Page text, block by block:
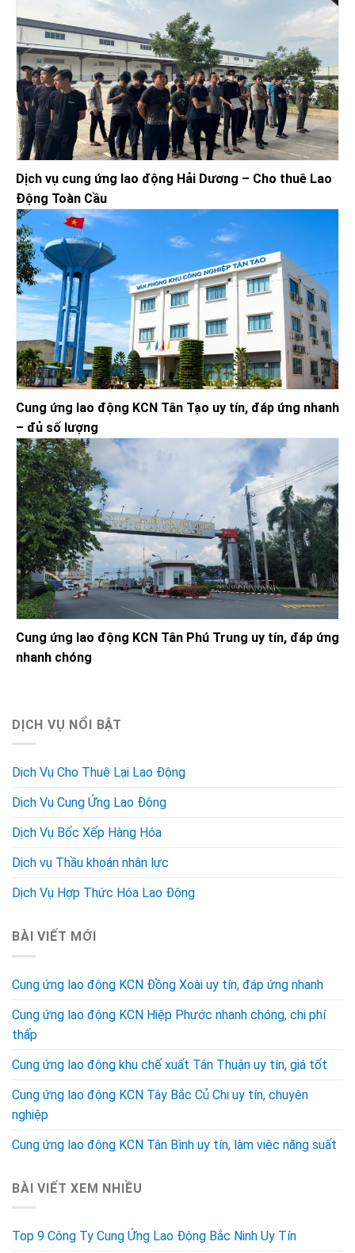
Dịch vụ cung ứng lao động Hải Dương – Cho thuê Lao
Động Toàn Cầu
Cung ứng lao động KCN Tân Tạo uy tín, đáp ứng nhanh
– đủ số lượng
Cung ứng lao động KCN Tân Phú Trung uy tín, đáp ứng
nhanh chóng
DỊCH VỤ NỔI BẬT
Dịch Vụ Cho Thuê Lại Lao Động
Dịch Vụ Cung Ứng Lao Động
Dịch Vụ Bốc Xếp Hàng Hóa
Dịch vụ Thầu khoán nhân lực
Dịch Vụ Hợp Thức Hóa Lao Động
BÀI VIẾT MỚI
Cung ứng lao động KCN Đồng Xoài uy tín, đáp ứng nhanh
Cung ứng lao động KCN Hiệp Phước nhanh chóng, chi phí
thấp
Cung ứng lao động khu chế xuất Tân Thuận uy tín, giá tốt
Cung ứng lao động KCN Tây Bắc Củ Chi uy tín, chuyên
nghiệp
Cung ứng lao động KCN Tân Bình uy tín, làm việc năng suất
BÀI VIẾT XEM NHIỀU
Top 9 Công Ty Cung Ứng Lao Động Bắc Ninh Uy Tín